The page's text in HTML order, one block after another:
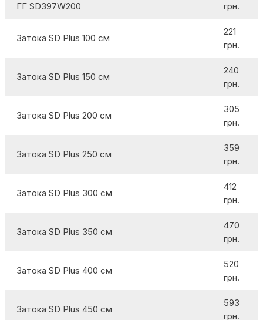
ГГ SD397W200
грн.
Затока SD Plus 100 см
221
грн.
Затока SD Plus 150 см
240
грн.
Затока SD Plus 200 см
305
грн.
Затока SD Plus 250 см
359
грн.
Затока SD Plus 300 см
412
грн.
Затока SD Plus 350 см
470
грн.
Затока SD Plus 400 см
520
грн.
Затока SD Plus 450 см
593
грн.